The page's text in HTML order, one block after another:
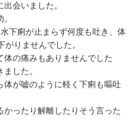
会いました。
下痢が止まらず何度も吐き、体
りませんでした。
の痛みもありませんでした
した。
が嘘のように軽く下痢も嘔吐
ったり解離したりそう言った